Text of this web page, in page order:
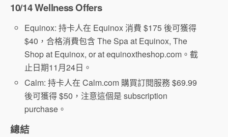
10/14 Wellness Offers
Equinox: 持卡人在 Equinox 消費 $175 後可獲得
$40，合格消費包含 The Spa at Equinox, The
Shop at Equinox, or at equinoxtheshop.com。截
止日期11月24日。
Calm: 持卡人在 Calm.com 購買訂閱服務 $69.99
後可獲得 $50，注意這個是 subscription
purchase。
總結